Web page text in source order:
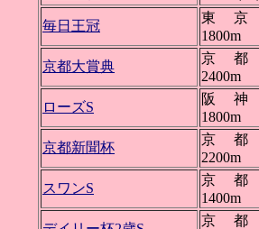
毎日王冠
東 京
1800m
京都大賞典
京 都
2400m
ローズS
阪 神
1800m
京都新聞杯
京 都
2200m
スワンS
京 都
1400m
京 都